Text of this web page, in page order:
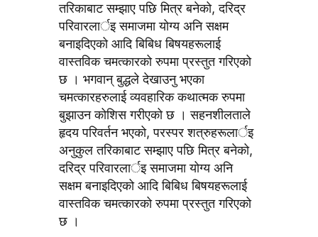
तरिकाबाट सम्झाए पछि मित्र बनेको, दरिद्र
परिवारलार्इ समाजमा योग्य अनि सक्षम
बनाइदिएको आदि बिबिध बिषयहरूलाई
वास्तविक चमत्कारको रुपमा प्रस्तुत गरिएको
छ । भगवान् बुद्धले देखाउनु भएका
चमत्कारहरुलाई व्यवहारिक कथात्मक रुपमा
बुझाउन कोशिस गरीएको छ । सहनशीलताले
हृदय परिवर्तन भएको, परस्पर शत्रुहरूलार्इ
अनुकुल तरिकाबाट सम्झाए पछि मित्र बनेको,
दरिद्र परिवारलार्इ समाजमा योग्य अनि
सक्षम बनाइदिएको आदि बिबिध बिषयहरूलाई
वास्तविक चमत्कारको रुपमा प्रस्तुत गरिएको
छ ।